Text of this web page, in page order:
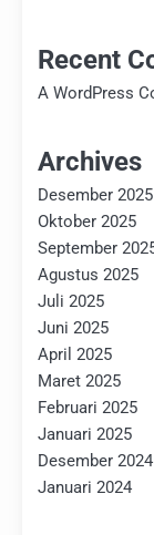
Recent
A WordPress
Archives
Desember 2025
Oktober 2025
September
Agustus 2025
Juli 2025
Juni 2025
April 2025
Maret 2025
Februari 2025
Januari 2025
Desember 2024
Januari 2024